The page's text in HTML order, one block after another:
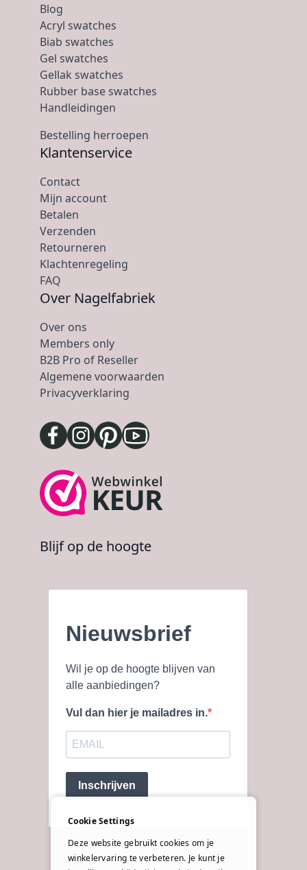
Blog
Acryl swatches
Biab swatches
Gel swatches
Gellak swatches
Rubber base swatches
Handleidingen
Bestelling herroepen
Klantenservice
Contact
Mijn account
Betalen
Verzenden
Retourneren
Klachtenregeling
FAQ
Over Nagelfabriek
Over ons
Members only
B2B Pro of Reseller
Algemene voorwaarden
Privacyverklaring
Blijf op de hoogte
Nieuwsbrief
Wil je op de hoogte blijven van
alle aanbiedingen?
Vul dan hier je mailadres in.
Inschrijven
Cookie Settings
Deze website gebruikt cookies om je
winkelervaring te verbeteren. Je kunt je